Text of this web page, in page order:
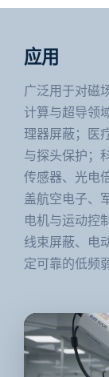
应用
广泛用于对磁
计算与超导领
理器屏蔽；医
与探头保护；
传感器、光电
盖航空电子、
电机与运动控
线束屏蔽、电
定可靠的低频